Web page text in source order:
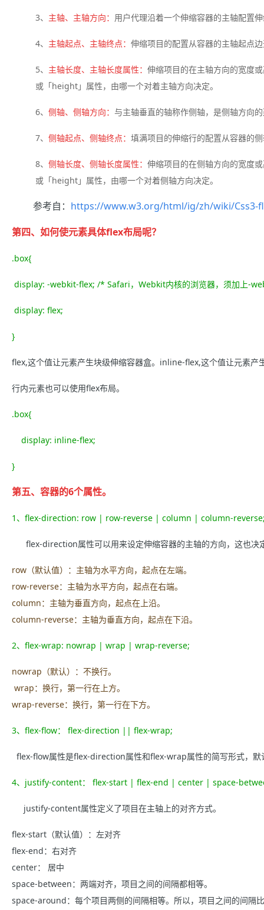
3、 主轴、主轴方向： 用户代理沿着一个伸缩容器的主轴配置
4、 主轴起点、主轴终点： 伸缩项目的配置从容器的主轴起点
5、 主轴长度、主轴长度属性： 伸缩项目的在主轴方向的宽度
或「height」属性，由哪一个对着主轴方向决定。
6、 侧轴、侧轴方向： 与主轴垂直的轴称作侧轴，是侧轴方向
7、 侧轴起点、侧轴终点： 填满项目的伸缩行的配置从容器的
8、 侧轴长度、侧轴长度属性： 伸缩项目的在侧轴方向的宽度
或「height」属性，由哪一个对着侧轴方向决定。
参考自： https://www.w3.org/html/ig/zh/wiki/Css3-
第四、如何使元素具体flex布局呢？
.box{
display: -webkit-flex; /* Safari，Webkit内核的浏览器，须加上-
display: flex;
}
flex,这个值让元素产生块级伸缩容器盒。inline-flex,这个值让元素产
行内元素也可以使用flex布局。
.box{
display: inline-flex;
}
第五、容器的6个属性。
1、flex-direction: row | row-reverse | column | column-
flex-direction属性可以用来设定伸缩容器的主轴的方向，这也决
row（默认值）：主轴为水平方向，起点在左端。
row-reverse：主轴为水平方向，起点在右端。
column：主轴为垂直方向，起点在上沿。
column-reverse：主轴为垂直方向，起点在下沿。
2、flex-wrap: nowrap | wrap | wrap-reverse;
nowrap（默认）：不换行。
wrap：换行，第一行在上方。
wrap-reverse：换行，第一行在下方。
3、flex-flow： flex-direction || flex-wrap;
flex-flow属性是flex-direction属性和flex-wrap属性的简写形式，
4、justify-content： flex-start | flex-end | center | space-
justify-content属性定义了项目在主轴上的对齐方式。
flex-start（默认值）：左对齐
flex-end：右对齐
center： 居中
space-between：两端对齐，项目之间的间隔都相等。
space-around：每个项目两侧的间隔相等。所以，项目之间的间隔